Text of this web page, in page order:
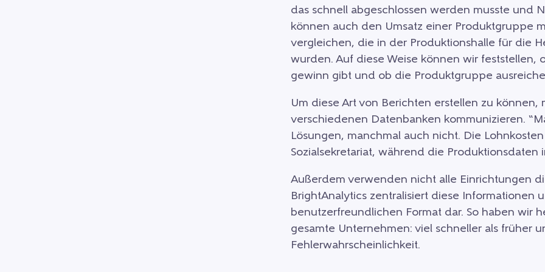
das schnell abgeschlossen werden musste und
können auch den Umsatz einer Produktgruppe
vergleichen, die in der Produktionshalle für die
wurden. Auf diese Weise können wir feststellen,
gewinn gibt und ob die Produktgruppe
Um diese Art von Berichten erstellen zu können,
verschiedenen Datenbanken kommunizieren.
Lösungen, manchmal auch nicht. Die
Sozialsekretariat, während die Produktionsdaten
Außerdem verwenden nicht alle Einrichtungen
BrightAnalytics zentralisiert diese Informationen
benutzerfreundlichen Format dar. So haben wir
gesamte Unternehmen: viel schneller als früher
Fehlerwahrscheinlichkeit.